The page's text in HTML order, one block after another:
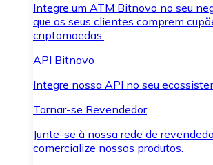
Integre um ATM Bitnovo no seu
que os seus clientes comprem
criptomoedas.
API Bitnovo
Integre nossa API no seu
Tornar-se Revendedor
Junte-se à nossa rede de
comercialize nossos produtos.